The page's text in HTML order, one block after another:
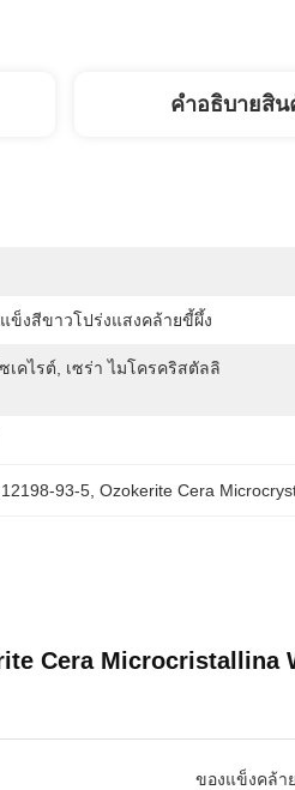
คําอธิบายสิน
ข็งสีขาวโปร่งแสงคล้ายขี้ผึ้ง
เคไรต์, เซร่า ไมโครคริสตัลลิ
93-5 , Ozokerite Cera
Cera
ของแข็งคล้า